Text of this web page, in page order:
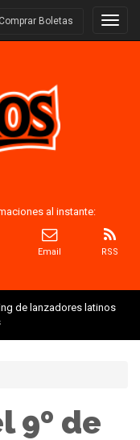
Comprar Boletas
al instante:
Email RSS
de lanzadores latinos
9º de